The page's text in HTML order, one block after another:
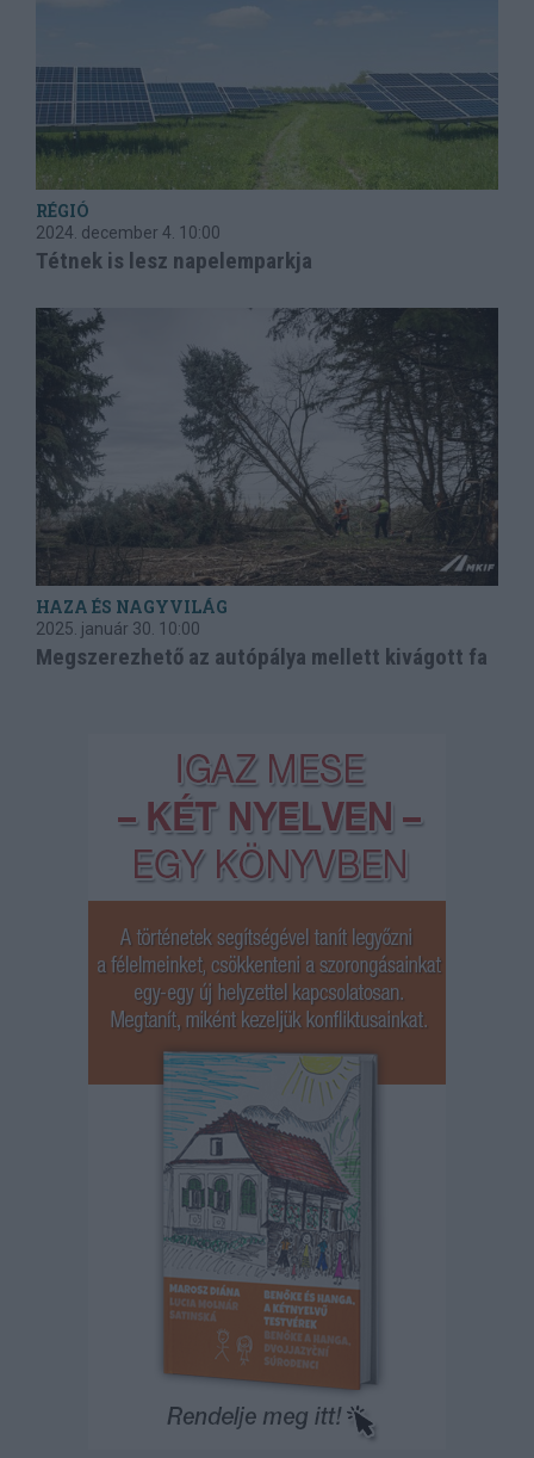
RÉGIÓ
2024. december 4. 10:00
Tétnek is lesz napelemparkja
HAZA ÉS NAGYVILÁG
2025. január 30. 10:00
Megszerezhető az autópálya mellett kivágott fa